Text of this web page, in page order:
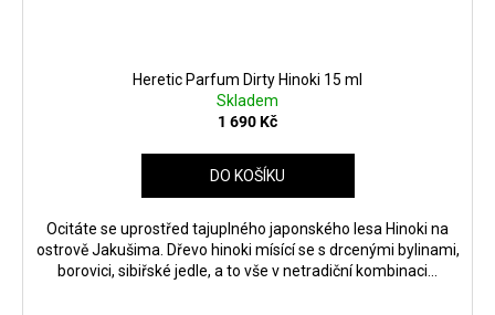
Heretic Parfum Dirty Hinoki 15 ml
Skladem
1 690 Kč
DO KOŠÍKU
Ocitáte se uprostřed tajuplného japonského lesa Hinoki na
ostrově Jakušima. Dřevo hinoki mísící se s drcenými bylinami,
borovici, sibiřské jedle, a to vše v netradiční kombinaci...